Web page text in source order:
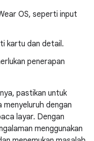
OS, seperti input
kartu dan detail.
penerapan
pastikan untuk
dengan
layar. Dengan
menggunakan